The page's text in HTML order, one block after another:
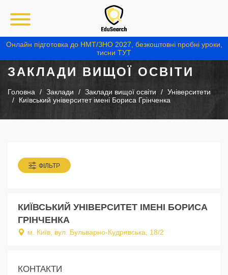
Онлайн підготовка до НМТ/ЗНО 2027, безкоштовні пробні уроки,
тисни ТУТ
ЗАКЛАДИ ВИЩОЇ ОСВІТИ
Головна Заклади Заклади вищої освіти
Університети
Київський університет імені Бориса Грінченка
ФІЛЬТР
КИЇВСЬКИЙ УНІВЕРСИТЕТ ІМЕНІ БОРИСА
ГРІНЧЕНКА
м. Київ, вул. Бульварно-Кудрявська, 18/2
КОНТАКТИ